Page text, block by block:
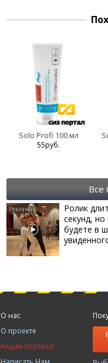
Solo Profi 100 мл
55руб.
Все
Ролик
секунд,
будете в
О нас
О проекте
Акции портала!